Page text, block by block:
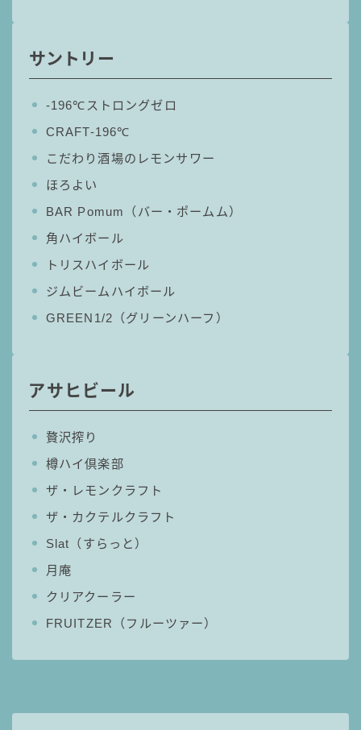
月庵
クリアクーラー
FRUITZER (フルーツァー）
サッポロ
濃いめのレモンサワー
三ツ星グレフルサワー
99.99（フォーナイン）
キレートレモンサワー
愛のスコールホワイトサワー
WATER SOUR(ウォーターサワ)
宝酒造
焼酎ハイボール
タカラCANチューハイ
宝焼酎のお茶割りシリーズ
寶「丸おろし」
檸檬堂
サントリー
‐196℃ストロングゼロ
CRAFT-196℃
こだわり酒場のレモンサワー
ほろよい
BAR Pomum（バー・ポームム）
角ハイボール
トリスハイボール
ジムビームハイボール
GREEN1/2（グリーンハーフ）
アサヒビール
贅沢搾り
樽ハイ倶楽部
ザ・レモンクラフト
ザ・カクテルクラフト
Slat（すらっと）
月庵
クリアクーラー
FRUITZER（フルーツァー）